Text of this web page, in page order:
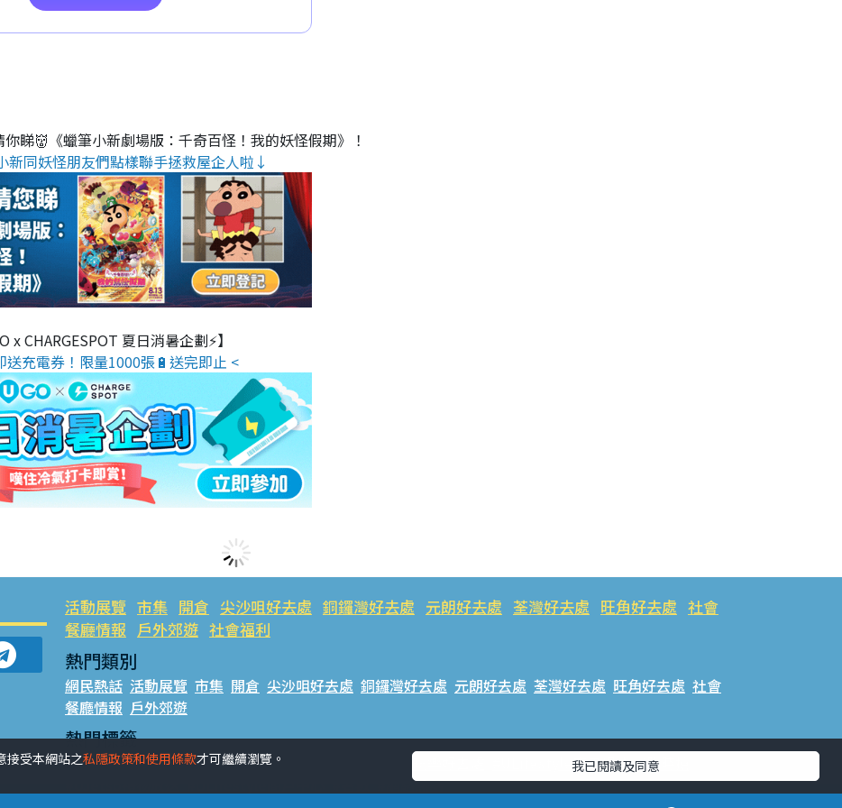
你睇👹《蠟筆小新劇場版：千奇百怪！我的妖怪假期》！
新同妖怪朋友們點樣聯手拯救屋企人啦↓
x CHARGESPOT 夏日消暑企劃⚡】
送充電券！限量1000張🔋送完即止 <
活動展覽 市集 開倉 尖沙咀好去處 銅鑼灣好去處 元朗好去處 荃灣好去處 旺角好去處 社會
餐廳情報 戶外郊遊 社會福利
熱門類別
網民熱話 活動展覽 市集 開倉 尖沙咀好去處 銅鑼灣好去處 元朗好去處 荃灣好去處 旺角好去處 社會
餐廳情報 戶外郊遊
熱門標籤
#UGO搵好去處 #人氣活動推介 #美食社群熱話 #ULifestyle應用程式 #限時搶
#網絡熱話
接受本網站之私隱政策和使用條款才可繼續瀏覽。 我已閱讀及同意